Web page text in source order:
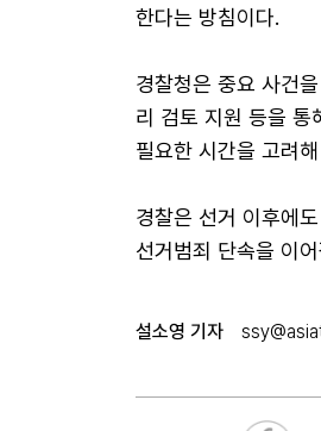
한다는 방침이다.
경찰청은 중요 사건
리 검토 지원 등을 통
필요한 시간을 고려
경찰은 선거 이후에
선거범죄 단속을 이
설소영 기자